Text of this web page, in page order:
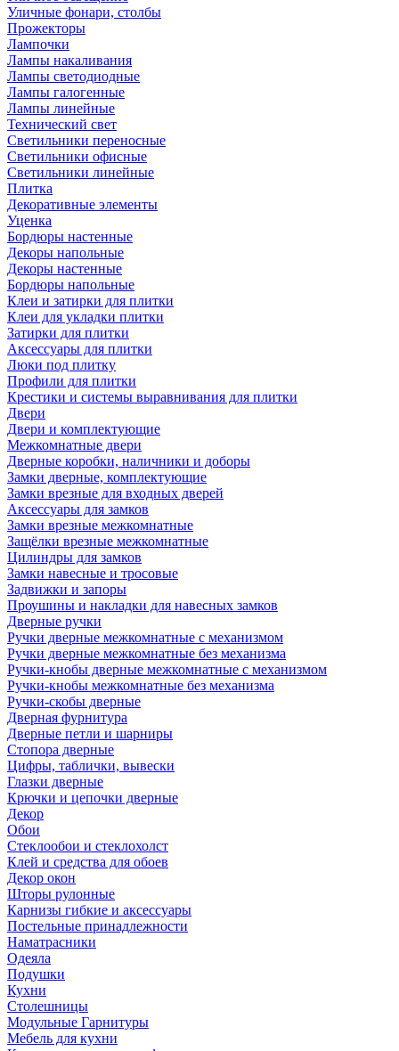
Уличные фонари, столбы
Прожекторы
Лампочки
Лампы накаливания
Лампы светодиодные
Лампы галогенные
Лампы линейные
Технический свет
Светильники переносные
Светильники офисные
Светильники линейные
Плитка
Декоративные элементы
Уценка
Бордюры настенные
Декоры напольные
Декоры настенные
Бордюры напольные
Клеи и затирки для плитки
Клеи для укладки плитки
Затирки для плитки
Аксессуары для плитки
Люки под плитку
Профили для плитки
Крестики и системы выравнивания для плитки
Двери
Двери и комплектующие
Межкомнатные двери
Дверные коробки, наличники и доборы
Замки дверные, комплектующие
Замки врезные для входных дверей
Аксессуары для замков
Замки врезные межкомнатные
Защёлки врезные межкомнатные
Цилиндры для замков
Замки навесные и тросовые
Задвижки и запоры
Проушины и накладки для навесных замков
Дверные ручки
Ручки дверные межкомнатные с механизмом
Ручки дверные межкомнатные без механизма
Ручки-кнобы дверные межкомнатные с механизмом
Ручки-кнобы межкомнатные без механизма
Ручки-скобы дверные
Дверная фурнитура
Дверные петли и шарниры
Стопора дверные
Цифры, таблички, вывески
Глазки дверные
Крючки и цепочки дверные
Декор
Обои
Стеклообои и стеклохолст
Клей и средства для обоев
Декор окон
Шторы рулонные
Карнизы гибкие и аксессуары
Постельные принадлежности
Наматрасники
Одеяла
Подушки
Кухни
Столешницы
Модульные Гарнитуры
Мебель для кухни